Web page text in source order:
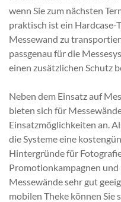
wenn Sie zum nächsten
praktisch ist ein
Messewand zu
passgenau für die
einen zusätzlichen Schutz
Neben dem Einsatz auf
bieten sich für
Einsatzmöglichkeiten an.
die Systeme eine
Hintergründe für
Promotionkampagnen
Messewände sehr gut
mobilen Theke können Sie